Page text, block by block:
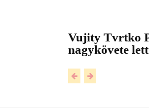
Vujity Tvrtko
nagykövete lett